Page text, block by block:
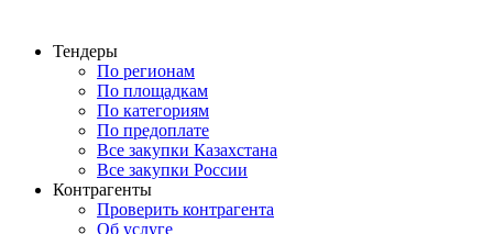
Тендеры
По регионам
По площадкам
По категориям
По предоплате
Все закупки Казахстана
Все закупки России
Контрагенты
Проверить контрагента
Об услуге